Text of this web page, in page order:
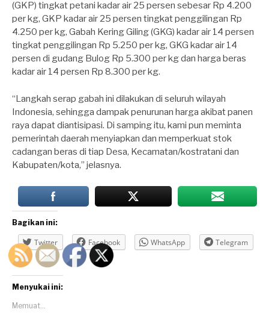
(GKP) tingkat petani kadar air 25 persen sebesar Rp 4.200
per kg, GKP kadar air 25 persen tingkat penggilingan Rp
4.250 per kg, Gabah Kering Giling (GKG) kadar air 14 persen
tingkat penggilingan Rp 5.250 per kg, GKG kadar air 14
persen di gudang Bulog Rp 5.300 per kg dan harga beras
kadar air 14 persen Rp 8.300 per kg.
“Langkah serap gabah ini dilakukan di seluruh wilayah
Indonesia, sehingga dampak penurunan harga akibat panen
raya dapat diantisipasi. Di samping itu, kami pun meminta
pemerintah daerah menyiapkan dan memperkuat stok
cadangan beras di tiap Desa, Kecamatan/kostratani dan
Kabupaten/kota,” jelasnya.
Bagikan ini:
Twitter Facebook WhatsApp Telegram
Menyukai ini:
Memuat...